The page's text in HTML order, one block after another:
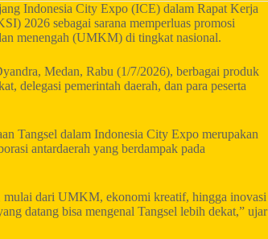
Indonesia City Expo (ICE) dalam Rapat Kerja
2026 sebagai sarana memperluas promosi
menengah (UMKM) di tingkat nasional.
Medan, Rabu (1/7/2026), berbagai produk
delegasi pemerintah daerah, dan para peserta
Tangsel dalam Indonesia City Expo merupakan
antardaerah yang berdampak pada
mulai dari UMKM, ekonomi kreatif, hingga inovasi
datang bisa mengenal Tangsel lebih dekat,” ujar